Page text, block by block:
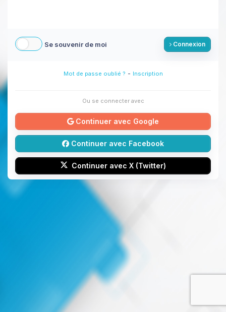
Se souvenir de moi Connexion
Mot de passe oublié ? - Inscription
Ou se connecter avec
Continuer avec Google
Continuer avec Facebook
Continuer avec X (Twitter)